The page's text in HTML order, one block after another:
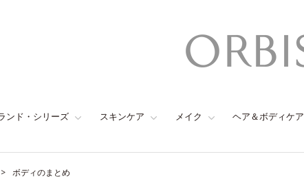
ンド・シリーズ スキンケア メイク ヘア＆ボディケア
ボディのまとめ